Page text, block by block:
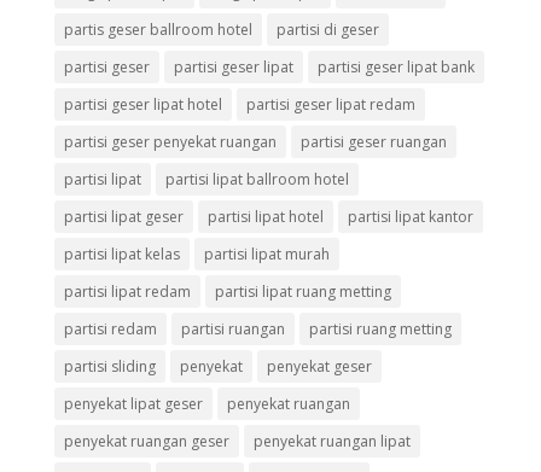
partis geser ballroom hotel
partisi di geser
partisi geser
partisi geser lipat
partisi geser lipat bank
partisi geser lipat hotel
partisi geser lipat redam
partisi geser penyekat ruangan
partisi geser ruangan
partisi lipat
partisi lipat ballroom hotel
partisi lipat geser
partisi lipat hotel
partisi lipat kantor
partisi lipat kelas
partisi lipat murah
partisi lipat redam
partisi lipat ruang metting
partisi redam
partisi ruangan
partisi ruang metting
partisi sliding
penyekat
penyekat geser
penyekat lipat geser
penyekat ruangan
penyekat ruangan geser
penyekat ruangan lipat